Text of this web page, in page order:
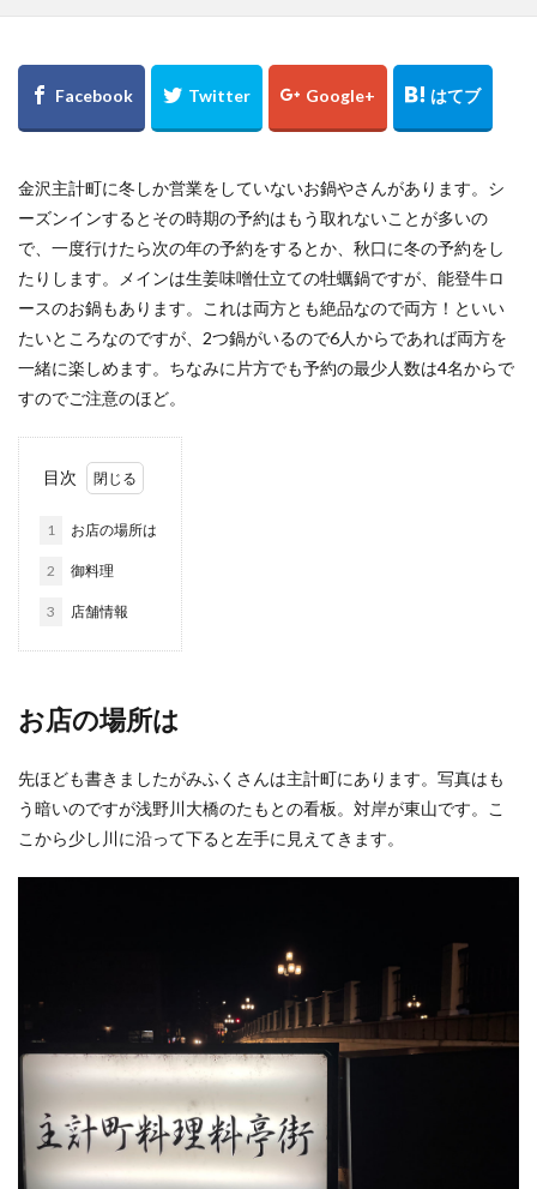
金沢主計町に冬しか営業をしていないお鍋やさんがあります。シ
ーズンインするとその時期の予約はもう取れないことが多いの
で、一度行けたら次の年の予約をするとか、秋口に冬の予約をし
たりします。メインは生姜味噌仕立ての牡蠣鍋ですが、能登牛ロ
ースのお鍋もあります。これは両方とも絶品なので両方！といい
たいところなのですが、2つ鍋がいるので6人からであれば両方を
一緒に楽しめます。ちなみに片方でも予約の最少人数は4名からで
すのでご注意のほど。
目次
1 お店の場所は
2 御料理
3 店舗情報
お店の場所は
先ほども書きましたがみふくさんは主計町にあります。写真はも
う暗いのですが浅野川大橋のたもとの看板。対岸が東山です。こ
こから少し川に沿って下ると左手に見えてきます。